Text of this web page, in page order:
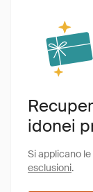
idonei
Si applicano le
esclusioni.